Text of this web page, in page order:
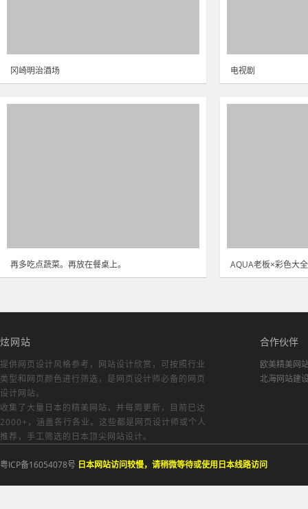
冈崎明治酒场 电视剧
再多吃点蔬菜。再放在餐桌上。 AQUA老板×彩色大全
炫网站
提供网页设计风格参考， 网站设计欣赏 ，可按照行业
类型和网页颜色进行筛选，是网页设计师必备的网页
设计网站。
收集了大量日本的精美网站，并每周更新，目前已达
2000+，涵盖各行各业。这些都是网页设计师或个人
推荐，手工筛选的日本顶尖网站设计。
合作伙伴
欧美精美网
北海网站建
粤ICP备16054078号 日本网站访问较慢，请稍微等待或使用日本线路访问